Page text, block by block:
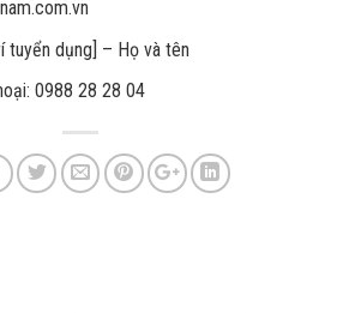
tuyển dụng] – Họ và tên
0988 28 28 04